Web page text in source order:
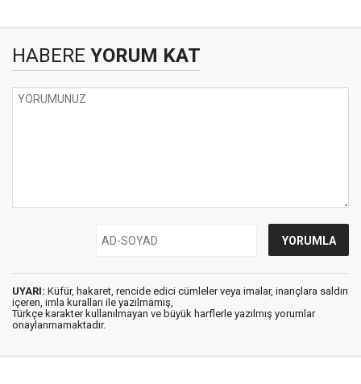
HABERE YORUM KAT
UYARI: Küfür, hakaret, rencide edici cümleler veya imalar, inançlara saldırı
içeren, imla kuralları ile yazılmamış,
Türkçe karakter kullanılmayan ve büyük harflerle yazılmış yorumlar
onaylanmamaktadır.